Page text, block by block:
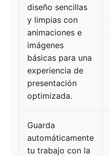
diseño sencillas
y limpias con
animaciones e
imágenes
básicas para una
experiencia de
presentación
optimizada.
Guarda
automáticamente
tu trabajo con la